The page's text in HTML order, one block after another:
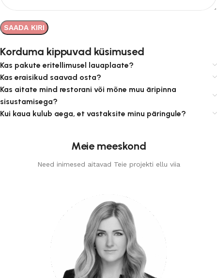
Korduma kippuvad küsimused
Kas pakute eritellimusel lauaplaate?
Kas eraisikud saavad osta?
Kas aitate mind restorani või mõne muu äripinna
sisustamisega?
Kui kaua kulub aega, et vastaksite minu päringule?
Meie meeskond
Need inimesed aitavad Teie projekti ellu viia